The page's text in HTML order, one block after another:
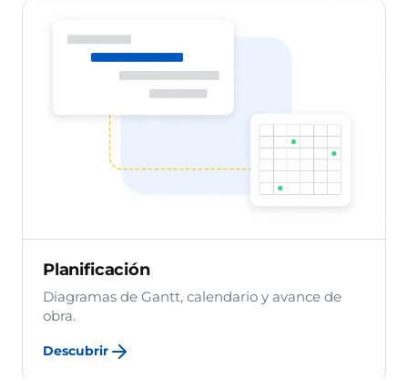
Planificación
Diagramas de Gantt, calendario y avance de
obra.
Descubrir